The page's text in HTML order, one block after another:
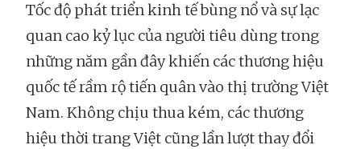
Tốc độ phát triển kinh tế bùng nổ và sự lạc
quan cao kỷ lục của người tiêu dùng trong
những năm gần đây khiến các thương hiệu
quốc tế rầm rộ tiến quân vào thị trường Việt
Nam. Không chịu thua kém, các thương
hiệu thời trang Việt cũng lần lượt thay đổi